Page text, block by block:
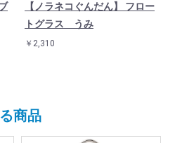
【ノラネコぐんだん】 フロー
トグラス うみ
￥2,310
商品